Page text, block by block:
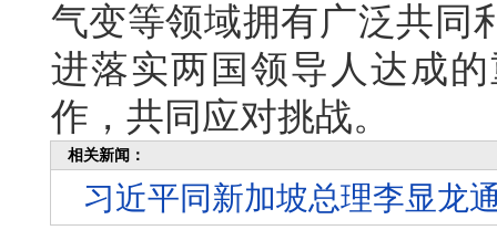
气变等领域拥有广泛共同
进落实两国领导人达成
作，共同应对挑战。
相关新闻：
习近平同新加坡总理李显龙